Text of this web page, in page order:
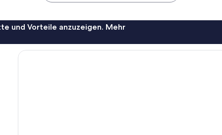
und Vorteile anzuzeigen. Mehr